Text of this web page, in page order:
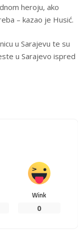
heroju, ako
– kazao je Husić.
u Sarajevu te su
u Sarajevo ispred
Wink
0